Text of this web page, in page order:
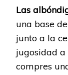
Las
una base
junto a la
jugosidad a
compres